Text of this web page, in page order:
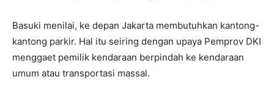
Basuki menilai, ke depan Jakarta membutuhkan kantong-
kantong parkir. Hal itu seiring dengan upaya Pemprov DKI
menggaet pemilik kendaraan berpindah ke kendaraan
umum atau transportasi massal.